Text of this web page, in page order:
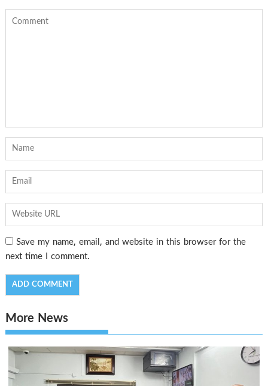
Save my name, email, and website in this browser for the
next time I comment.
More News